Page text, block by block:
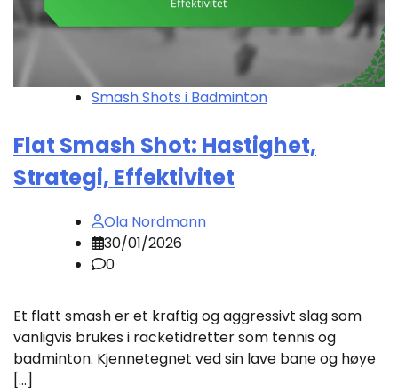
Smash Shots i Badminton
Flat Smash Shot: Hastighet,
Strategi, Effektivitet
Ola Nordmann
30/01/2026
0
Et flatt smash er et kraftig og aggressivt slag som
vanligvis brukes i racketidretter som tennis og
badminton. Kjennetegnet ved sin lave bane og høye
[…]